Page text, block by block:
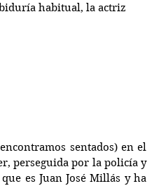
habitual, la actriz
sentados) en el
perseguida por la policía y
es Juan José Millás y ha